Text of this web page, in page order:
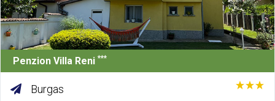
Penzion Villa Reni ***
Burgas